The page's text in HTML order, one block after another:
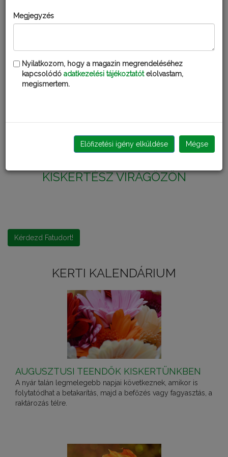
KISKERTÉSZ VIRÁGÖZÖN
Kérdezd Fatudort!
KERTI KALENDÁRIUM
AUGUSZTUSI TEENDŐK KISKERTÜNKBEN
A nyár talán legmelegebb napjai következnek, amikor is
folytatódhat a betakarítás, majd a befőzés vagy fagyasztás, a
raktározás télre.
Megjegyzés
Nyilatkozom, hogy a magazin megrendeléséhez
kapcsolódó adatkezelési tájékoztatótelolvastam,
megismertem.
Előfizetési igény elküldése Mégse